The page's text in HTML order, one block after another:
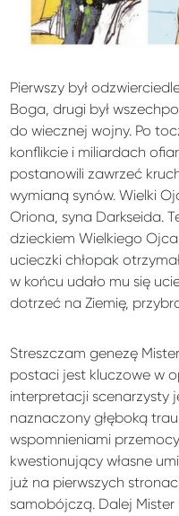
Pierwszy był
Boga, drugi był
do wiecznej wojny. Po
konflikcie i miliardach
postanowili zawrzeć
wymianą synów. Wielki
Oriona, syna Darkseida.
dzieckiem Wielkiego
ucieczki chłopak
w końcu udało mu się
dotrzeć na Ziemię,
Streszczam genezę
postaci jest kluczowe w
interpretacji scenarzysty
naznaczony głęboką
wspomnieniami
kwestionujący własne
już na pierwszych
samobójczą. Dalej Mister